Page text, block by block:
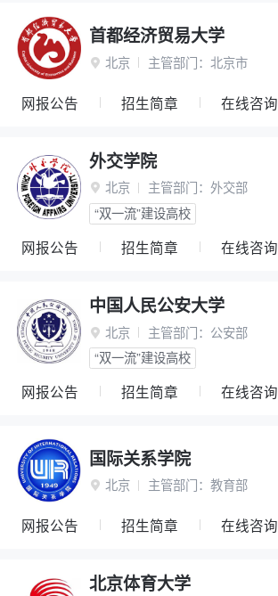
首都经济贸易大学
 北京 主管部门： 北京市
网报公告 招生简章 在线咨询
外交学院
 北京 主管部门： 外交部
“双一流”建设高校
网报公告 招生简章 在线咨询
中国人民公安大学
 北京 主管部门： 公安部
“双一流”建设高校
网报公告 招生简章 在线咨询
国际关系学院
 北京 主管部门： 教育部
网报公告 招生简章 在线咨询
北京体育大学